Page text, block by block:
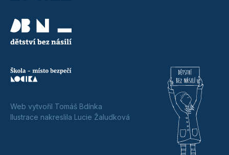
Web vytvořil Tomáš Bdínka
Ilustrace nakreslila Lucie Žaludková